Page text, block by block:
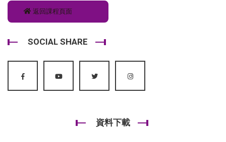
返回課程頁面
SOCIAL SHARE
資料下載